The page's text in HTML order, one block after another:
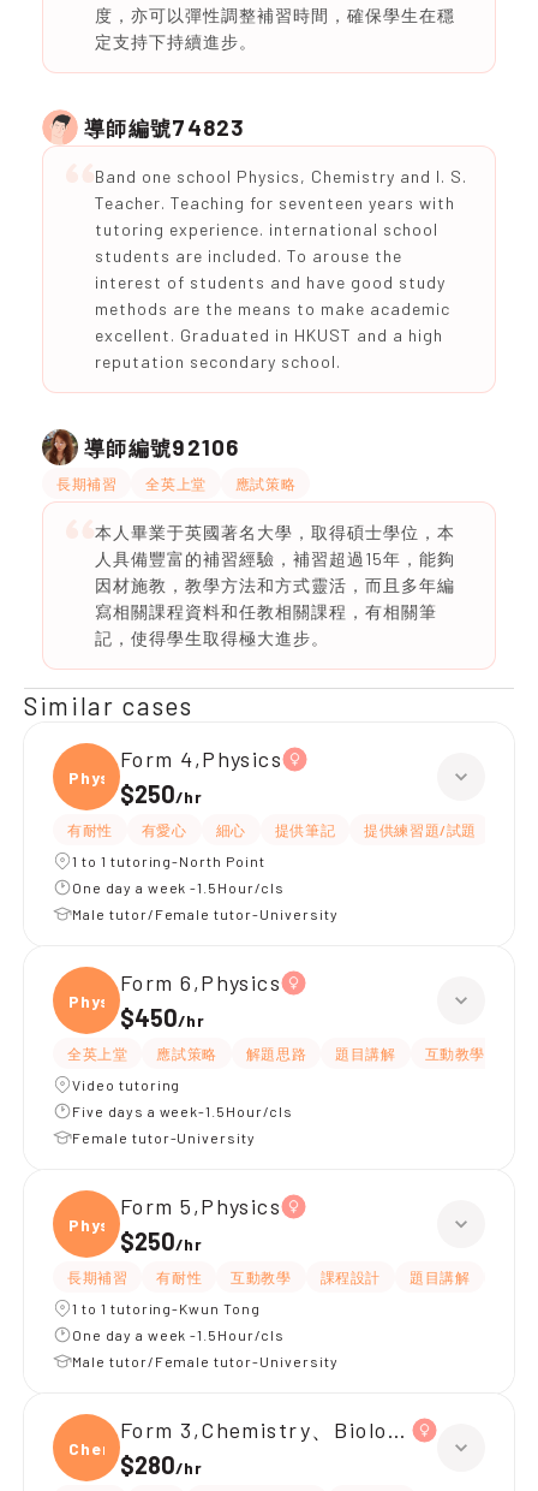
度，亦可以彈性調整補習時間，確保學生在穩
定支持下持續進步。
導師編號74823
Band one school Physics, Chemistry and I. S.
Teacher. Teaching for seventeen years with
tutoring experience. international school
students are included. To arouse the
interest of students and have good study
methods are the means to make academic
excellent. Graduated in HKUST and a high
reputation secondary school.
導師編號92106
長期補習 全英上堂 應試策略
本人畢業于英國著名大學，取得碩士學位，本
人具備豐富的補習經驗，補習超過15年，能夠
因材施教，教學方法和方式靈活，而且多年編
寫相關課程資料和任教相關課程，有相關筆
記，使得學生取得極大進步。
Similar cases
Physi
Form 4,Physics
$250/hr
有耐性 有愛心 細心 提供筆記 提供練習題/試題
1 to 1 tutoring-North Point
One day a week -1.5Hour/cls
Male tutor/Female tutor-University
Physi
Form 6,Physics
$450/hr
全英上堂 應試策略 解題思路 題目講解 互動教學
Video tutoring
Five days a week-1.5Hour/cls
Female tutor-University
Physi
Form 5,Physics
$250/hr
長期補習 有耐性 互動教學 課程設計 題目講解
1 to 1 tutoring-Kwun Tong
One day a week -1.5Hour/cls
Male tutor/Female tutor-University
Chemi
Form 3,Chemistry、Biology、Physics
$280/hr